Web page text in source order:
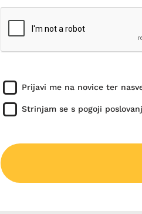
Prijavi me na novice ter
Strinjam se s pogoji